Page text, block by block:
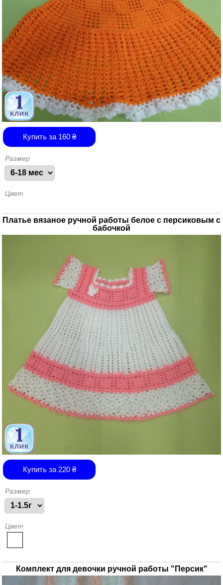
Купить за 160₴
Размер
Цвет
Платье вязаное ручной работы белое с персиковым с
бабочкой
Купить за 220₴
Размер
Цвет
Комплект для девочки ручной работы "Персик"